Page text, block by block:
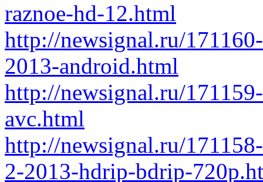
raznoe-hd-12.html
http://newsignal.ru/
2013-android.html
http://newsignal.ru/
avc.html
http://newsignal.ru/
2-2013-hdrip-bdrip-